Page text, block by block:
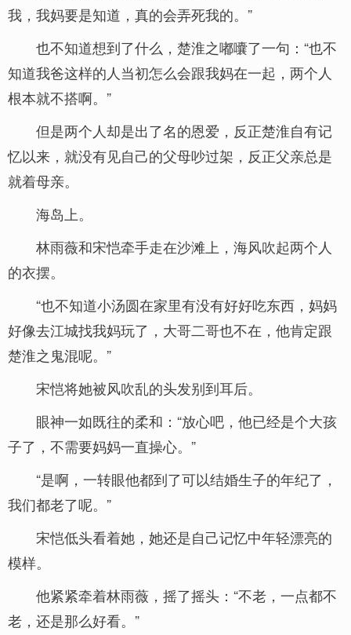
我，我妈要是知道，真的会弄死我的。”
也不知道想到了什么，楚淮之嘟囔了一句：“也不
知道我爸这样的人当初怎么会跟我妈在一起，两个人
根本就不搭啊。”
但是两个人却是出了名的恩爱，反正楚淮自有记
忆以来，就没有见自己的父母吵过架，反正父亲总是
就着母亲。
海岛上。
林雨薇和宋恺牵手走在沙滩上，海风吹起两个人
的衣摆。
“也不知道小汤圆在家里有没有好好吃东西，妈妈
好像去江城找我妈玩了，大哥二哥也不在，他肯定跟
楚淮之鬼混呢。”
宋恺将她被风吹乱的头发别到耳后。
眼神一如既往的柔和：“放心吧，他已经是个大孩
子了，不需要妈妈一直操心。”
“是啊，一转眼他都到了可以结婚生子的年纪了，
我们都老了呢。”
宋恺低头看着她，她还是自己记忆中年轻漂亮的
模样。
他紧紧牵着林雨薇，摇了摇头：“不老，一点都不
老，还是那么好看。”